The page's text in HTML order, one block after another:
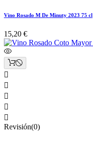
Vino Rosado M De Minuty 2023 75 cl
15,20 €





Revisión(0)